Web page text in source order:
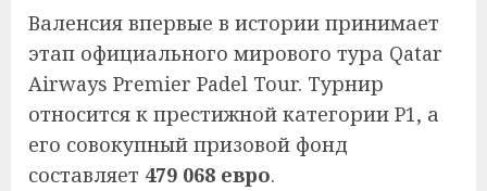
Валенсия впервые в истории принимает
этап официального мирового тура Qatar
Airways Premier Padel Tour. Турнир
относится к престижной категории P1, а
его совокупный призовой фонд
составляет 479 068 евро.